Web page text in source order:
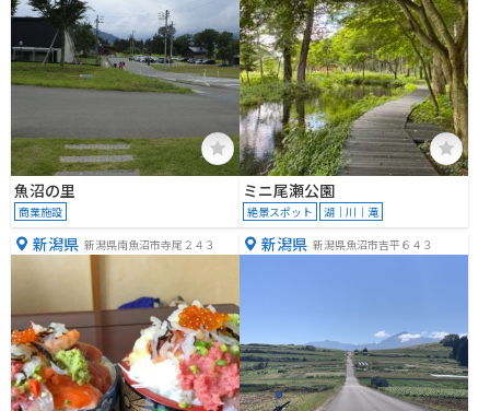
魚沼の里
商業施設
ミニ尾瀬公園
絶景スポット 湖｜川｜滝
新潟県 新潟県南魚沼市寺尾２４３ 新潟県 新潟県魚沼市吉平６４３